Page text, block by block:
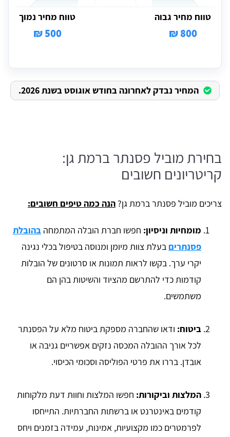
טווח מחיר גבוה
800 ₪
טווח מחיר נמוך
500 ₪
המחיר נבדק לאחרונה בחודש אוגוסט בשנת 2026.
בחירת מוביל פסנתר ברמת גן:
קריטריונים חשובים
צריכים מוביל פסנתר ברמת גן? הנה כמה טיפים חשובים:
מומחיות וניסיון: חפשו חברת הובלה המתמחה בהובלת
פסנתרים בעלת צוות מיומן ומנוסה בטיפול בכלי נגינה
יקרי ערך. בקשו לראות תמונות או סרטונים של הובלות
קודמות כדי להתרשם מהציוד והשיטות בהן הם
משתמשים.
ביטוח: ודאו שהחברה מספקת ביטוח מלא על הפסנתר
לכל אורך ההובלה המכסה נזקים אפשריים גניבה או
אובדן. בררו את פרטי הפוליסה וסכומי הכיסוי.
המלצות וביקורות: חפשו המלצות וחוות דעת מלקוחות
קודמים באינטרנט או ברשתות החברתיות. התייחסו
לפרמטרים כמו מקצועיות, אמינות, עמידה בזמנים ויחס